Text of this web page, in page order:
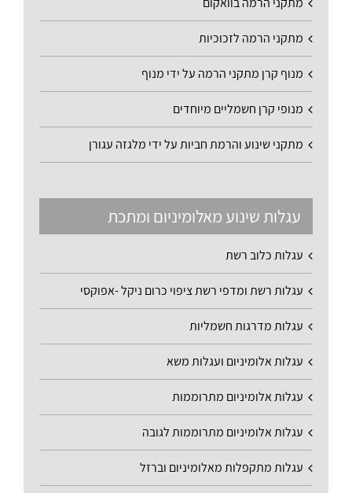
מתקני הרמה לזכוכיות
מנוף קרן מתקני הרמה על ידי מנוף
מנופי קרן חשמליים מיוחדים
מתקני שינוע והרמת חביות על ידי מלגזה עגורן
עגלות שינוע מאלומיניום ומתכת
עגלות כלוב רשת
עגלות רשת ומדפי רשת ציפוי כרום ניקל -אפוקסי
עגלות מדרגות חשמליות
עגלות אלומיניום ועגלות משא
עגלות אלומיניום מתרוממות
עגלות אלומיניום מתרוממות לגובה
עגלות מתקפלות מאלומיניום וברזל